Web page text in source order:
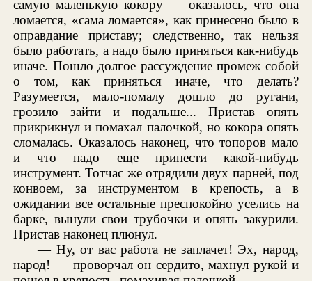
самую маленькую кокору — оказалось, что она
ломается, «сама ломается», как принесено было в
оправдание приставу; следственно, так нельзя
было работать, а надо было приняться как-нибудь
иначе. Пошло долгое рассуждение промеж собой
о том, как приняться иначе, что делать?
Разумеется, мало-помалу дошло до ругани,
грозило зайти и подальше... Пристав опять
прикрикнул и помахал палочкой, но кокора опять
сломалась. Оказалось наконец, что топоров мало
и что надо еще принести какой-нибудь
инструмент. Тотчас же отрядили двух парней, под
конвоем, за инструментом в крепость, а в
ожидании все остальные преспокойно уселись на
барке, вынули свои трубочки и опять закурили.
Пристав наконец плюнул.
— Ну, от вас работа не заплачет! Эх, народ,
народ! — проворчал он сердито, махнул рукой и